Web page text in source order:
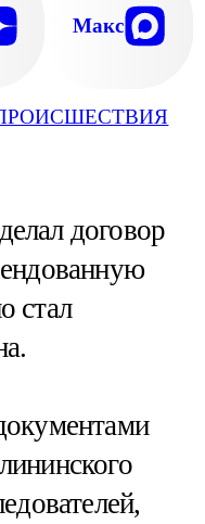
Макс
договор
стал